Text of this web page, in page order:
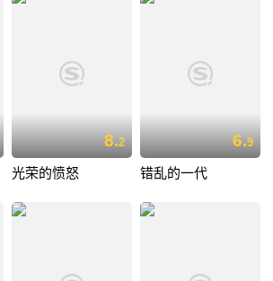
8.2
光荣的愤怒
6.9
错乱的一代